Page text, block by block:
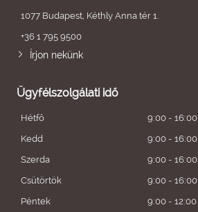
1077 Budapest, Kéthly Anna tér 1.
+36 1 795 9500
Írjon nekünk
Ügyfélszolgálati idő
Hétfő
9:00 - 16:00
Kedd
9:00 - 16:00
Szerda
9:00 - 16:00
Csütörtök
9:00 - 16:00
Péntek
9:00 - 12:00